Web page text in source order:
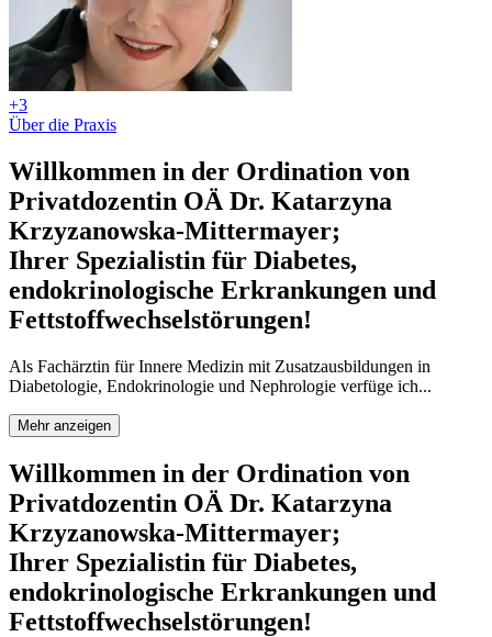
+3
Über die Praxis
Willkommen in der Ordination von
Privatdozentin OÄ Dr. Katarzyna
Krzyzanowska-Mittermayer;
Ihrer Spezialistin für Diabetes,
endokrinologische Erkrankungen und
Fettstoffwechselstörungen!
Als Fachärztin für Innere Medizin mit Zusatzausbildungen in
Diabetologie, Endokrinologie und Nephrologie verfüge ich...
Mehr anzeigen
Willkommen in der Ordination von
Privatdozentin OÄ Dr. Katarzyna
Krzyzanowska-Mittermayer;
Ihrer Spezialistin für Diabetes,
endokrinologische Erkrankungen und
Fettstoffwechselstörungen!